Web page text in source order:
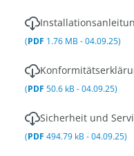
(PDF 1.76 MB - 04.09.25)
(PDF 50.6 kB - 04.09.25)
Sicherheit und
(PDF 494.79 kB - 04.09.25)